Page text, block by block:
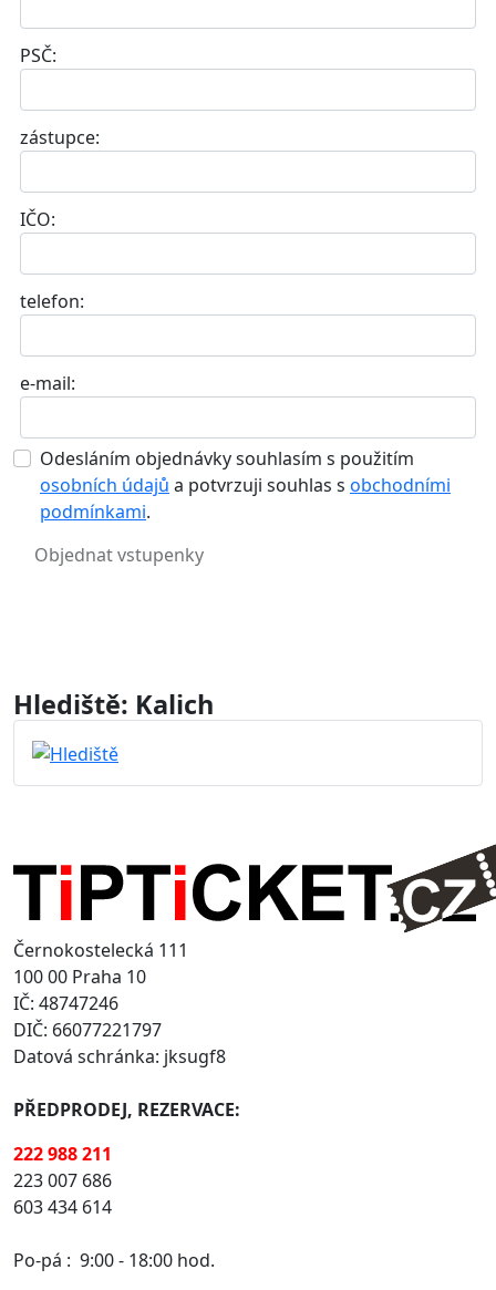
PSČ:
zástupce:
IČO:
telefon:
e-mail:
Odesláním objednávky souhlasím s použitím
osobních údajů a potvrzuji souhlas s obchodními
podmínkami.
Hlediště: Kalich
Černokostelecká 111
100 00 Praha 10
IČ: 48747246
DIČ: 66077221797
Datová schránka: jksugf8
PŘEDPRODEJ, REZERVACE:
222 988 211
223 007 686
603 434 614
Po-pá : 9:00 - 18:00 hod.